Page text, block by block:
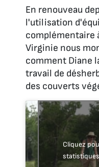
En renouveau
l'utilisation
complémentaire
Virginie nous
comment Diane
travail de
des couverts
Cliquez